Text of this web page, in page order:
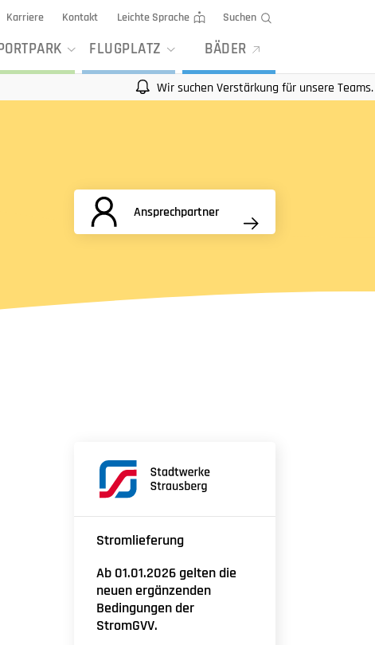
Karriere Kontakt Leichte Sprache Suchen
FLUGPLATZ BÄDER
Wir suchen Verstärkung für unsere Teams.
Ansprechpartner
Stromlieferung
Ab 01.01.2026 gelten die
neuen ergänzenden
Bedingungen der
StromGVV.